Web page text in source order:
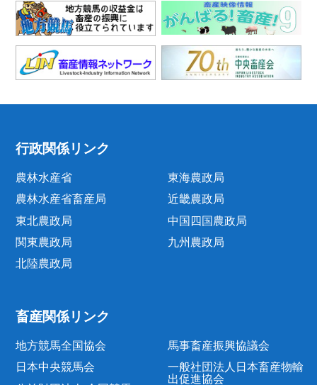
行政関係リンク
農林水産省
農林水産省畜産局
東北農政局
関東農政局
北陸農政局
東海農政局
近畿農政局
中国四国農政局
九州農政局
畜産関係リンク
地方競馬全国協会
日本中央競馬会
馬事畜産振興協議会
一般社団法人日本畜産物輸
出促進協会